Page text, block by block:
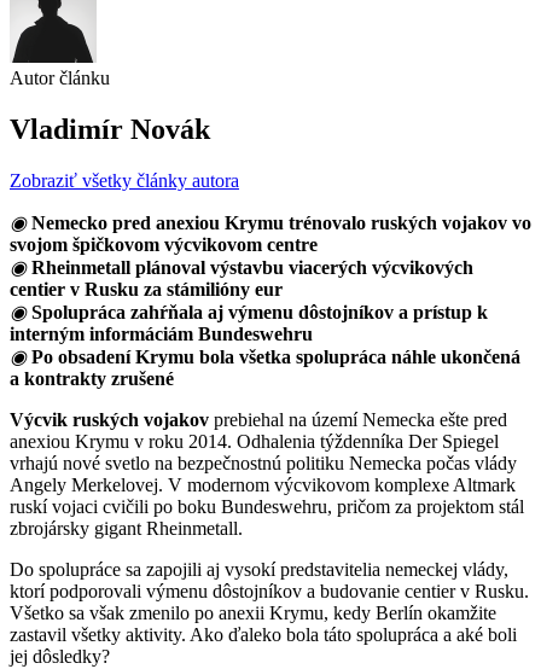
Autor článku
Vladimír Novák
Zobraziť všetky články autora
◉ Nemecko pred anexiou Krymu trénovalo ruských vojakov vo
svojom špičkovom výcvikovom centre
◉ Rheinmetall plánoval výstavbu viacerých výcvikových
centier v Rusku za stámilióny eur
◉ Spolupráca zahŕňala aj výmenu dôstojníkov a prístup k
interným informáciám Bundeswehru
◉ Po obsadení Krymu bola všetka spolupráca náhle ukončená
a kontrakty zrušené
Výcvik ruských vojakov prebiehal na území Nemecka ešte pred
anexiou Krymu v roku 2014. Odhalenia týždenníka Der Spiegel
vrhajú nové svetlo na bezpečnostnú politiku Nemecka počas vlády
Angely Merkelovej. V modernom výcvikovom komplexe Altmark
ruskí vojaci cvičili po boku Bundeswehru, pričom za projektom stál
zbrojársky gigant Rheinmetall.
Do spolupráce sa zapojili aj vysokí predstavitelia nemeckej vlády,
ktorí podporovali výmenu dôstojníkov a budovanie centier v Rusku.
Všetko sa však zmenilo po anexii Krymu, kedy Berlín okamžite
zastavil všetky aktivity. Ako ďaleko bola táto spolupráca a aké boli
jej dôsledky?